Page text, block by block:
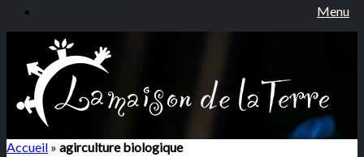
Menu
Accueil » agirculture biologique